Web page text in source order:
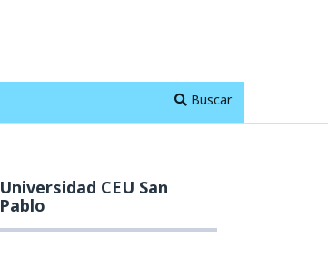
Buscar
Universidad CEU San
Pablo